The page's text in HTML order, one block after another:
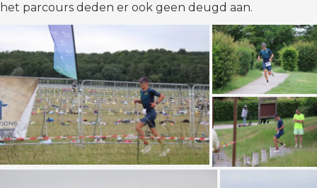
het parcours deden er ook geen deugd aan.